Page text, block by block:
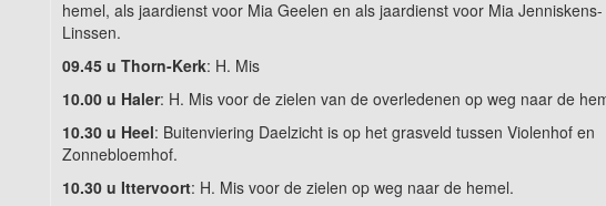
hemel, als jaardienst voor Mia Geelen en als jaardienst voor Mia Jenniskens-
Linssen.
09.45 u Thorn-Kerk: H. Mis
10.00 u Haler: H. Mis voor de zielen van de overledenen op weg naar de
10.30 u Heel: Buitenviering Daelzicht is op het grasveld tussen Violenhof en
Zonnebloemhof.
10.30 u Ittervoort: H. Mis voor de zielen op weg naar de hemel.